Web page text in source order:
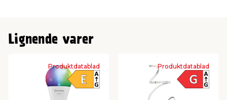
Lignende varer
Produktdatablad Produktdatablad